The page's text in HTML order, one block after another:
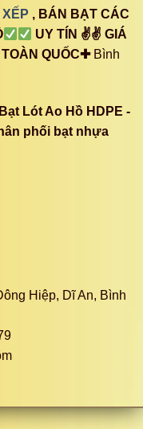
, BÁN BẠT CÁC
UY TÍN ✌✌ GIÁ
QUỐC✚Bình
Lót Ao Hồ HDPE -
phối bạt nhựa
Hiệp, Dĩ An, Bình